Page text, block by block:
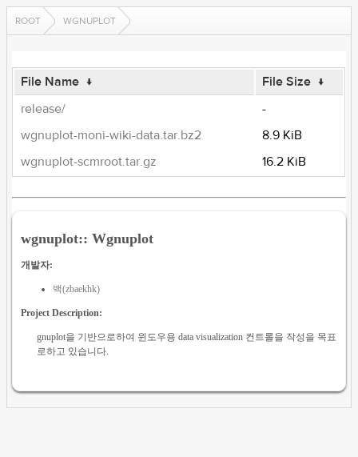
ROOT WGNUPLOT
File Name ↓ File Size ↓
release/
-
wgnuplot-moni-wiki-data.tar.bz2
8.9 KiB
wgnuplot-scmroot.tar.gz
16.2 KiB
wgnuplot:: Wgnuplot
개발자:
백(zbaekhk)
Project Description:
gnuplot을 기반으로하여 윈도우용 data visualization 컨트롤을 작성을 목표
로하고 있습니다.